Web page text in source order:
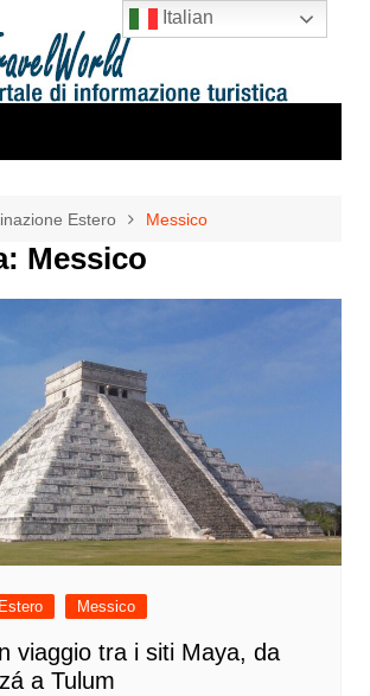
Estero Messico
Messico
Messico
viaggio tra i siti Maya, da
a Tulum
Italian